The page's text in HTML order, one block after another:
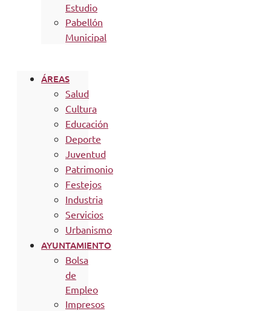
Estudio
Pabellón
Municipal
ÁREAS
Salud
Cultura
Educación
Deporte
Juventud
Patrimonio
Festejos
Industria
Servicios
Urbanismo
AYUNTAMIENTO
Bolsa
de
Empleo
Impresos